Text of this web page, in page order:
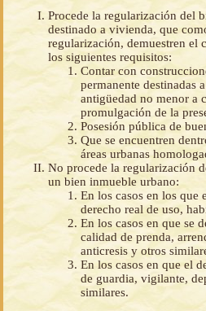
Procede la regularización del
destinado a vivienda, que
regularización, demuestren el
los siguientes requisitos:
Contar con
permanente destinadas
antigüedad no menor a
promulgación de la
Posesión pública de
Que se encuentren
áreas urbanas
No procede la regularización
un bien inmueble urbano:
En los casos en los que
derecho real de uso,
En los casos en que se
calidad de prenda,
anticresis y otros
En los casos en que el
de guardia, vigilante,
similares.